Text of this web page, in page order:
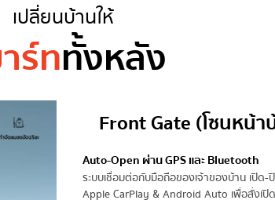
เปลี่ยนบ้านให้
ร์ททั้งหลัง
Front Gate (โซนหน้า
Auto-Open ผ่าน GPS และ Bluetooth
ระบบเชื่อมต่อกับมือถือของเจ้าของบ้าน เปิด-
Apple CarPlay & Android Auto เพื่อสั่งเ